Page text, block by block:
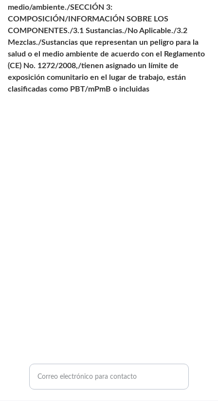
medio/ambiente./SECCIÓN 3:
COMPOSICIÓN/INFORMACIÓN SOBRE LOS
COMPONENTES./3.1 Sustancias./No Aplicable./3.2
Mezclas./Sustancias que representan un peligro para la
salud o el medio ambiente de acuerdo con el Reglamento
(CE) No. 1272/2008,/tienen asignado un límite de
exposición comunitario en el lugar de trabajo, están
clasificadas como PBT/mPmB o incluidas